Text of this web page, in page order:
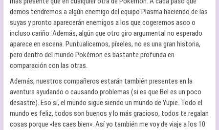
demos tendremos a algún enemigo del equipo Plasma haciendo de las
suyas y pronto aparecerán enemigos a los que cogeremos asco o
incluso cariño. Además, algún que otro giro argumental no esperado
aparece en escena. Puntualicemos, píxeles, no es una gran historia,
pero dentro del mundo Pokémon es bastante profunda en
comparación con las otras.
Además, nuestros compañeros estarán también presentes en la
aventura ayudando o causando problemas (si es que Bel es un poco
desastre). Eso sí, el mundo sigue siendo un mundo de Yupie. Todo el
mundo es feliz, todos son buenos y lo más gracioso, todos te regalan
cosas porque «les caes bien». Así yo también me voy de viaje a los 10